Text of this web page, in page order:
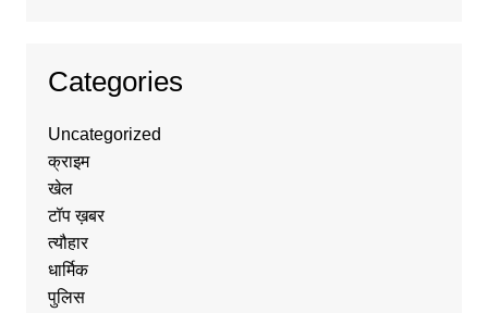
Categories
Uncategorized
क्राइम
खेल
टॉप ख़बर
त्यौहार
धार्मिक
पुलिस